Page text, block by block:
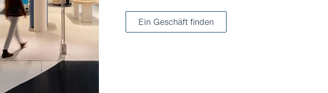
Ein Geschäft finden